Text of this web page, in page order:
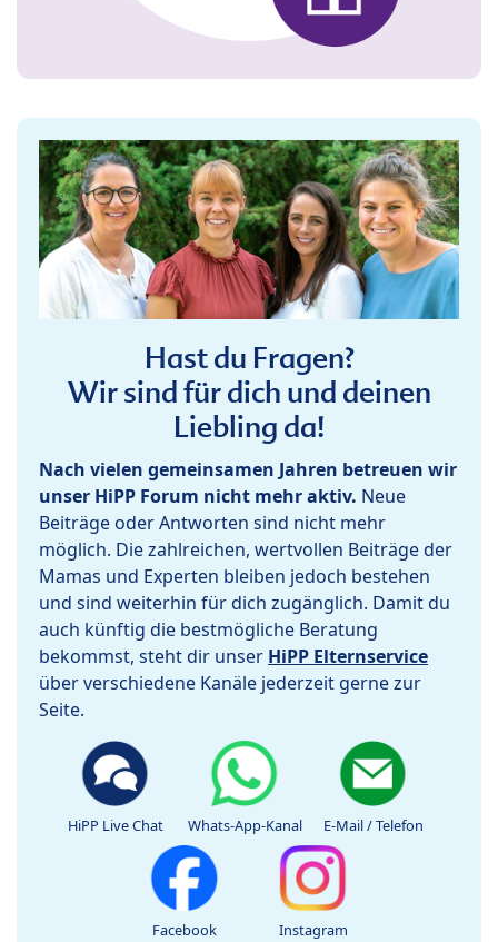
Hast du Fragen?
Wir sind für dich und deinen
Liebling da!
Nach vielen gemeinsamen Jahren betreuen wir
unser HiPP Forum nicht mehr aktiv. Neue
Beiträge oder Antworten sind nicht mehr
möglich. Die zahlreichen, wertvollen Beiträge der
Mamas und Experten bleiben jedoch bestehen
und sind weiterhin für dich zugänglich. Damit du
auch künftig die bestmögliche Beratung
bekommst, steht dir unser HiPP Elternservice
über verschiedene Kanäle jederzeit gerne zur
Seite.
HiPP Live Chat Whats-App-Kanal E-Mail / Telefon
Facebook Instagram